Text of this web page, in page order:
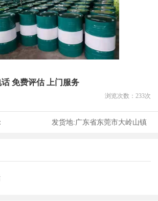
免费评估 上门服务
浏览次数： 233次
发货地:广东省东莞市大岭山镇